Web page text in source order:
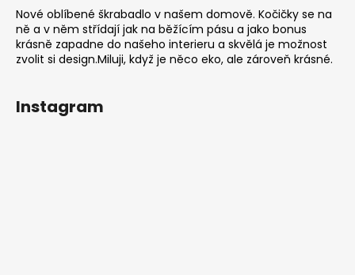
Nové oblíbené škrabadlo v našem domově. Kočičky se na
ně a v něm střídají jak na běžícím pásu a jako bonus
krásně zapadne do našeho interieru a skvělá je možnost
zvolit si design.Miluji, když je něco eko, ale zároveň krásné.
Instagram